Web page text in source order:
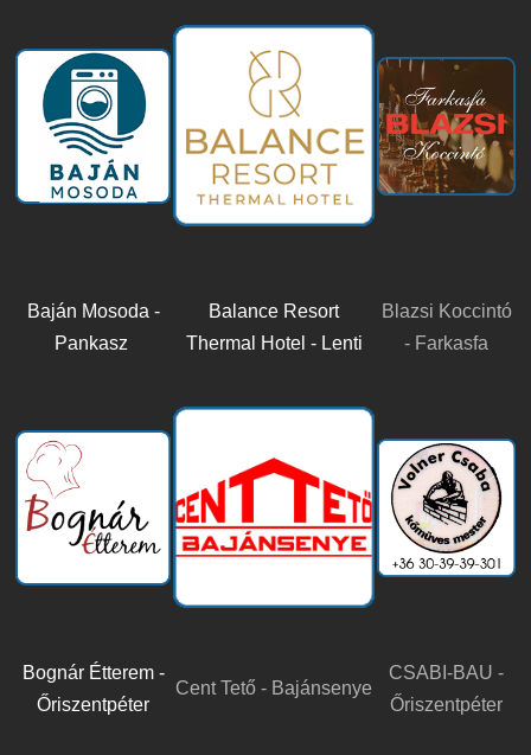
Baján Mosoda -
Pankasz
Balance Resort
Thermal Hotel - Lenti
Blazsi Koccintó
- Farkasfa
Bognár Étterem -
Őriszentpéter
Cent Tető - Bajánsenye
CSABI-BAU -
Őriszentpéter